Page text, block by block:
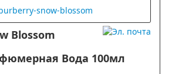
Blossom
Вода 100мл